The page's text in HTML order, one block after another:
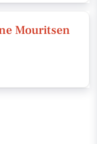
Mouritsen